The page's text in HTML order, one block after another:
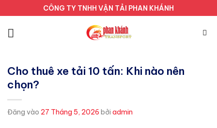
qua
nội
CÔNG TY TNHH VẬN TẢI PHAN KHÁNH
Cho thuê xe tải 10 tấn: Khi nào nên
chọn?
Đăng vào 27 Tháng 5, 2026 bởi admin